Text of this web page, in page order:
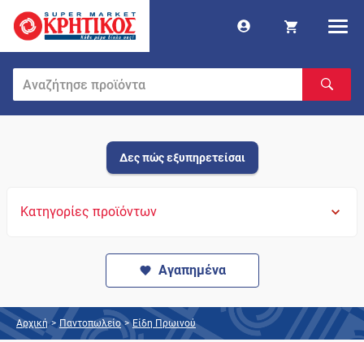
Δες πώς εξυπηρετείσαι
Κατηγορίες προϊόντων
Αγαπημένα
Αρχική > Παντοπωλείο > Είδη Πρωινού